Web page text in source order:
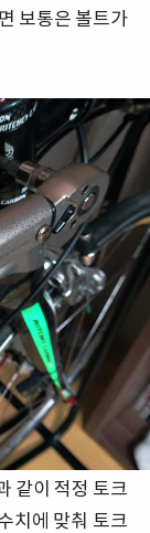
보통은 볼트가
같이 적정 토크
치에 맞춰 토크